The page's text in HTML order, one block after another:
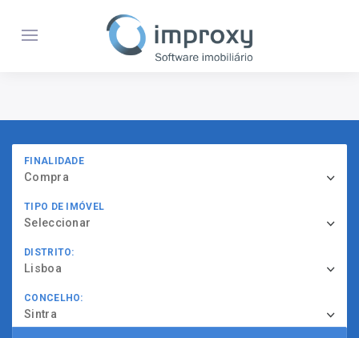
FINALIDADE
Compra
TIPO DE IMÓVEL
Seleccionar
DISTRITO:
Lisboa
CONCELHO:
Sintra